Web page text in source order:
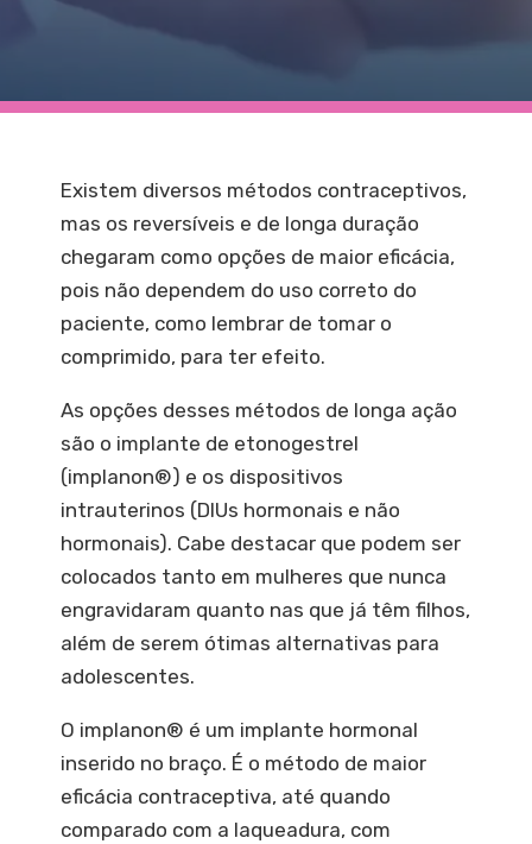
Existem diversos métodos contraceptivos,
mas os reversíveis e de longa duração
chegaram como opções de maior eficácia,
pois não dependem do uso correto do
paciente, como lembrar de tomar o
comprimido, para ter efeito.
As opções desses métodos de longa ação
são o implante de etonogestrel
(implanon®) e os dispositivos
intrauterinos (DIUs hormonais e não
hormonais). Cabe destacar que podem ser
colocados tanto em mulheres que nunca
engravidaram quanto nas que já têm filhos,
além de serem ótimas alternativas para
adolescentes.
O implanon® é um implante hormonal
inserido no braço. É o método de maior
eficácia contraceptiva, até quando
comparado com a laqueadura, com